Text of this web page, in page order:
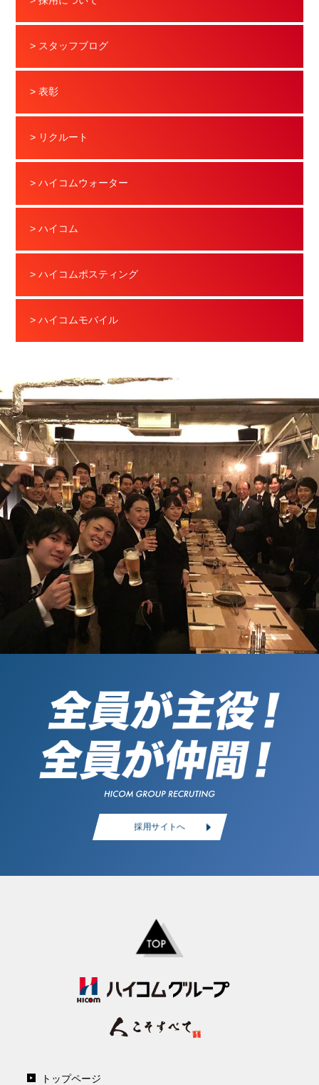
> スタッフブログ
> 表彰
> リクルート
> ハイコムウォーター
> ハイコム
> ハイコムポスティング
> ハイコムモバイル
採用サイトへ
トップページ